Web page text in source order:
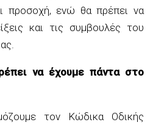
προσοχή, ενώ θα πρέπει να
και τις συμβουλές του
να έχουμε πάντα στο
τον Κώδικα Οδικής